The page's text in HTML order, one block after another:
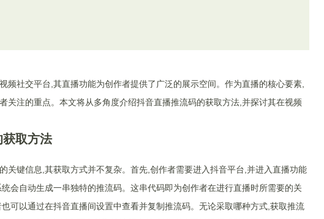
频社交平台,其直播功能为创作者提供了广泛的展示空间。作为直播的核心要素,
关注的重点。本文将从多角度介绍抖音直播推流码的获取方法,并探讨其在视频
取方法
关键信息,其获取方式并不复杂。首先,创作者需要进入抖音平台,并进入直播功能
会自动生成一串独特的推流码。这串代码即为创作者在进行直播时所需要的关
可以通过在抖音直播间设置中查看并复制推流码。无论采取哪种方式,获取推流